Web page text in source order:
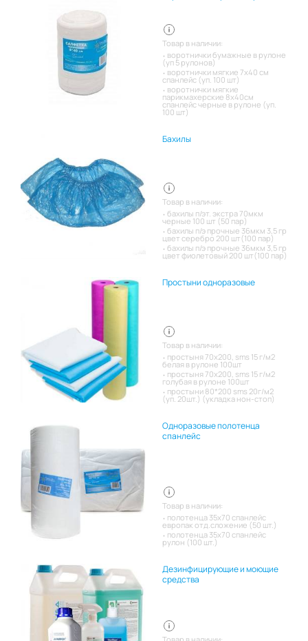
Товар в наличии:
воротнички бумажные в рулоне
(уп 5 рулонов)
воротнички мягкие 7х40 см
спанлейс (уп. 100 шт)
воротнички мягкие
парикмахерские 8х40см
спанлейс черные в рулоне (уп.
100 шт)
Бахилы
Товар в наличии:
бахилы п/эт. экстра 70мкм
черные 100 шт (50 пар)
бахилы п/э прочные 36мкм 3,5 гр
цвет серебро 200 шт(100 пар)
бахилы п/э прочные 36мкм 3,5 гр
цвет фиолетовый 200 шт(100 пар)
Простыни одноразовые
Товар в наличии:
простыня 70х200, sms 15 г/м2
белая в рулоне 100шт
простыня 70х200, sms 15 г/м2
голубая в рулоне 100шт
простыни 80*200 sms 20г/м2
(уп. 20шт.) (укладка нон-стоп)
Одноразовые полотенца
спанлейс
Товар в наличии:
полотенца 35х70 спанлейс
европак отд.сложение (50 шт.)
полотенца 35х70 спанлейс
рулон (100 шт.)
Дезинфицирующие и моющие
средства